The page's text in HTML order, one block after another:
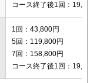
コース終了後1回：19,800
1回：43,800円
5回：119,800円
7回：158,800円
コース終了後1回：19,800